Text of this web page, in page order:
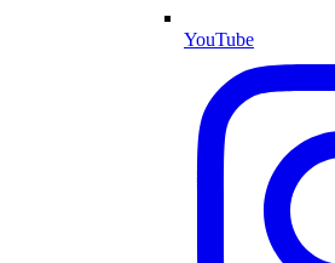
YouTube